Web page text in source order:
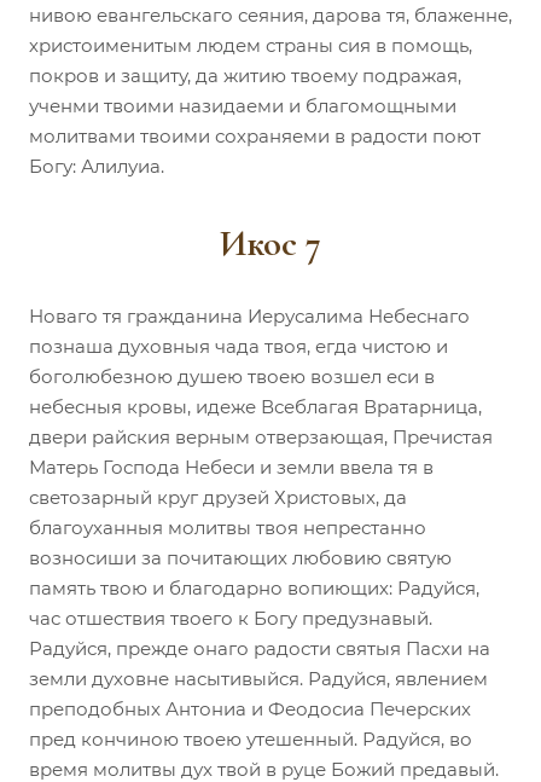
нивою евангельскаго сеяния, дарова тя, блаженне,
христоименитым людем страны сия в помощь,
покров и защиту, да житию твоему подражая,
ученми твоими назидаеми и благомощными
молитвами твоими сохраняеми в радости поют
Богу: Алилуиа.
Икос 7
Новаго тя гражданина Иерусалима Небеснаго
познаша духовныя чада твоя, егда чистою и
боголюбезною душею твоею возшел еси в
небесныя кровы, идеже Всеблагая Вратарница,
двери райския верным отверзающая, Пречистая
Матерь Господа Небеси и земли ввела тя в
светозарный круг друзей Христовых, да
благоуханныя молитвы твоя непрестанно
возносиши за почитающих любовию святую
память твою и благодарно вопиющих: Радуйся,
час отшествия твоего к Богу предузнавый.
Радуйся, прежде онаго радости святыя Пасхи на
земли духовне насытивыйся. Радуйся, явлением
преподобных Антониа и Феодосиа Печерских
пред кончиною твоею утешенный. Радуйся, во
время молитвы дух твой в руце Божий предавый.